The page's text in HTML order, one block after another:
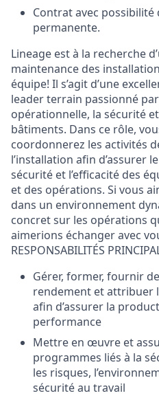
Contrat avec
permanente.
Lineage est à la recherche
maintenance des
équipe! Il s’agit d’une
leader terrain passionné par
opérationnelle, la sécurité
bâtiments. Dans ce rôle,
coordonnerez les activités
l’installation afin d’assurer
sécurité et l’efficacité des
et des opérations. Si vous
dans un environnement
concret sur les opérations
aimerions échanger avec
RESPONSABILITÉS
Gérer, former, fournir
rendement et attribuer
afin d’assurer la
performance
Mettre en œuvre et
programmes liés à la
les risques,
sécurité au travail